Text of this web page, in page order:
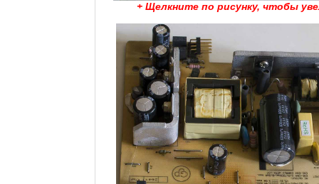
+ Щелкните по рисунку, чтобы